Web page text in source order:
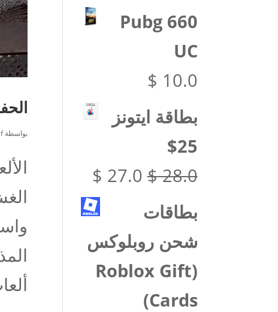
بواسطة
الأصلي
هو:
$ 110.0.
الحاليPubg 660
UC
$ 10.0
بطاقة ايتونز
25$
$28.0
السعر
الأصلي
هو:
$ 28.0.
$ 27.0
الحالي
بطاقات
شحن روبلوكس
(Roblox Gift
Cards)